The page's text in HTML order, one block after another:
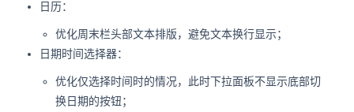
日历：
优化周末栏头部文本排版，避免文本换行显示；
日期时间选择器：
优化仅选择时间时的情况，此时下拉面板不显示底部切
换日期的按钮；